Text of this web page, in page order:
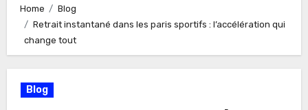
Home
Blog
Retrait instantané dans les paris sportifs : l’accélération qui
change tout
Blog